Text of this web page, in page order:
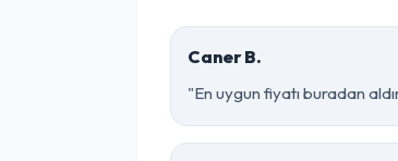
Caner B.
"En uygun fiyatı buradan